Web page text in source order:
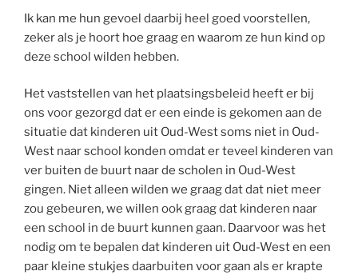
Ik kan me hun gevoel daarbij heel goed voorstellen,
zeker als je hoort hoe graag en waarom ze hun kind op
deze school wilden hebben.
Het vaststellen van het plaatsingsbeleid heeft er bij
ons voor gezorgd dat er een einde is gekomen aan de
situatie dat kinderen uit Oud-West soms niet in Oud-
West naar school konden omdat er teveel kinderen van
ver buiten de buurt naar de scholen in Oud-West
gingen. Niet alleen wilden we graag dat dat niet meer
zou gebeuren, we willen ook graag dat kinderen naar
een school in de buurt kunnen gaan. Daarvoor was het
nodig om te bepalen dat kinderen uit Oud-West en een
paar kleine stukjes daarbuiten voor gaan als er krapte